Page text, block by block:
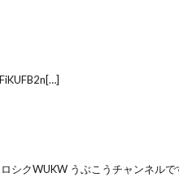
シクWUKW うぶこうチャンネルで